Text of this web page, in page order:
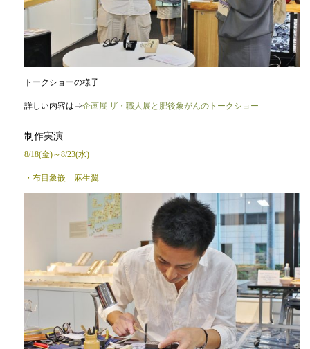
トークショーの様子
詳しい内容は⇒企画展 ザ・職人展と肥後象がんのトークショー
制作実演
8/18(金)～8/23(水)
・布目象嵌 麻生翼